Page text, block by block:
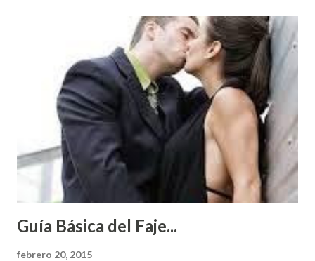
Guía Básica del Faje...
febrero 20, 2015